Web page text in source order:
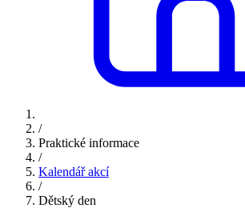
/
Praktické informace
/
Kalendář akcí
/
Dětský den